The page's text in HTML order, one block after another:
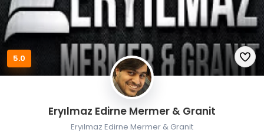
5.0
Eryılmaz Edirne Mermer & Granit
Eryılmaz Edirne Mermer & Granit